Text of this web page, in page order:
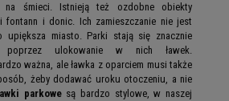
na śmieci. Istnieją też ozdobne obiekty
fontann i donic. Ich zamieszczanie nie jest
upiększa miasto. Parki stają się znacznie
poprzez ulokowanie w nich ławek.
ważna, ale ławka z oparciem musi także
żeby dodawać uroku otoczeniu, a nie
parkowesą bardzo stylowe, w naszej